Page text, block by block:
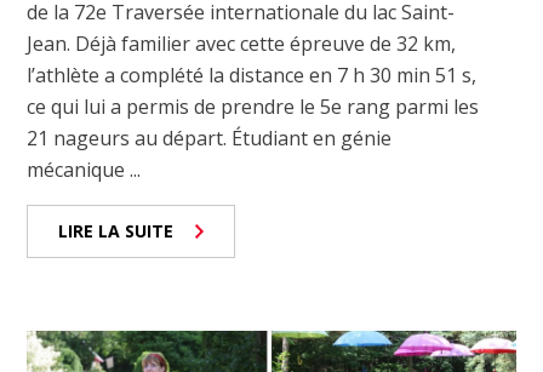
de la 72e Traversée internationale du lac Saint-
Jean. Déjà familier avec cette épreuve de 32 km,
l’athlète a complété la distance en 7 h 30 min 51 s,
ce qui lui a permis de prendre le 5e rang parmi les
21 nageurs au départ. Étudiant en génie
mécanique ...
LIRE LA SUITE